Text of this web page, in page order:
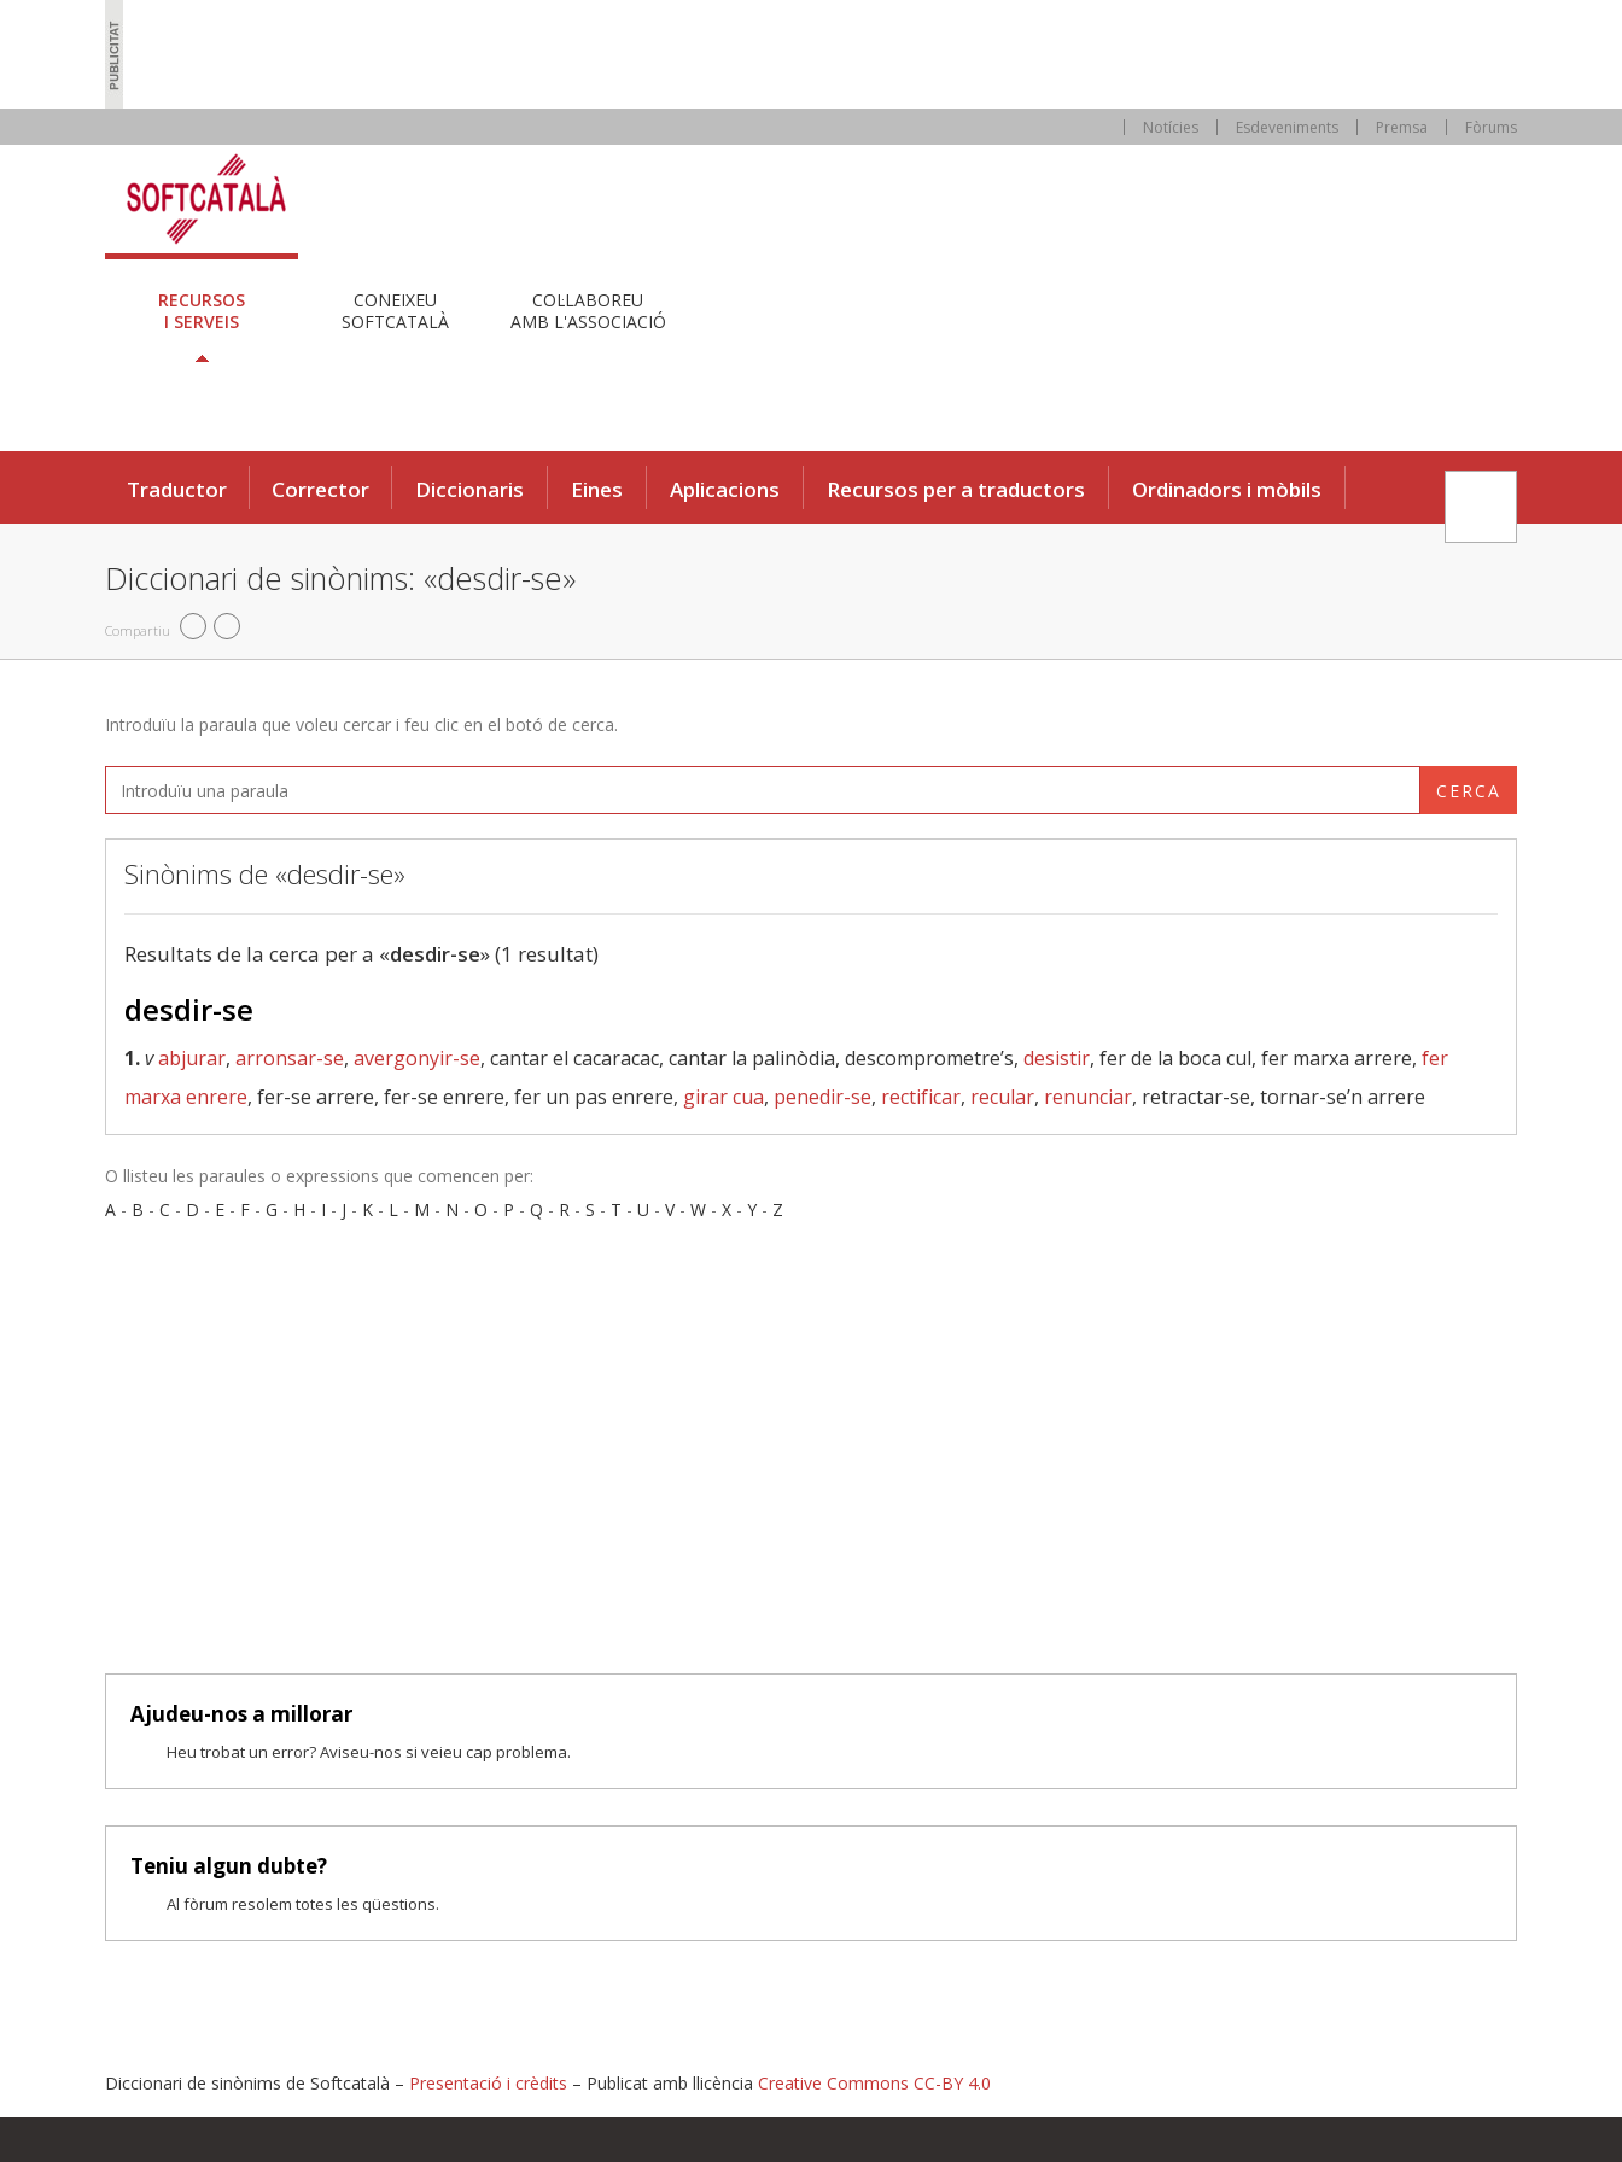
Notícies Esdeveniments Premsa Fòrums
RECURSOS
I SERVEIS
CONEIXEU
SOFTCATALÀ
COL·LABOREU
AMB L'ASSOCIACIÓ
Traductor Corrector Diccionaris Eines Aplicacions Recursos per a traductors Ordinadors i mòbils
Diccionari de sinònims: «desdir-se»
Compartiu
Introduïu la paraula que voleu cercar i feu clic en el botó de cerca.
CERCA
Sinònims de «desdir-se»
Resultats de la cerca per a «desdir-se» (1 resultat)
desdir-se
1.vabjurar, arronsar-se, avergonyir-se, cantar el cacaracac, cantar la palinòdia, descomprometre’s, desistir, fer de la boca cul, fer marxa arrere, fer
marxa enrere, fer-se arrere, fer-se enrere, fer un pas enrere, girar cua, penedir-se, rectificar, recular, renunciar, retractar-se, tornar-se’n arrere
O llisteu les paraules o expressions que comencen per:
A - B - C - D - E - F - G - H - I - J - K - L - M - N - O - P - Q - R - S - T - U - V- W - X - Y - Z
Ajudeu-nos a millorar
Heu trobat un error? Aviseu-nos si veieu cap problema.
Teniu algun dubte?
Al fòrum resolem totes les qüestions.
Diccionari de sinònims de Softcatalà – Presentació i crèdits – Publicat amb llicència Creative Commons CC-BY 4.0